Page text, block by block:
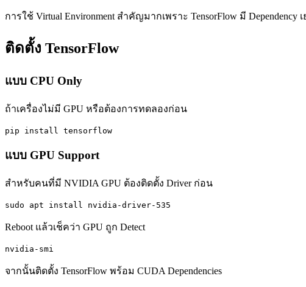
การใช้ Virtual Environment สำคัญมากเพราะ TensorFlow มี Dependency
ติดตั้ง TensorFlow
แบบ CPU Only
ถ้าเครื่องไม่มี GPU หรือต้องการทดลองก่อน
pip install tensorflow
แบบ GPU Support
สำหรับคนที่มี NVIDIA GPU ต้องติดตั้ง Driver ก่อน
sudo apt install nvidia-driver-535
Reboot แล้วเช็คว่า GPU ถูก Detect
nvidia-smi
จากนั้นติดตั้ง TensorFlow พร้อม CUDA Dependencies